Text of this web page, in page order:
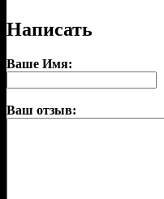
Написать
Ваше Имя:
Ваш отзыв: